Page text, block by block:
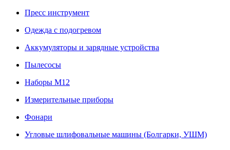
Пресс инструмент
Одежда с подогревом
Аккумуляторы и зарядные устройства
Пылесосы
Наборы М12
Измерительные приборы
Фонари
Угловые шлифовальные машины (Болгарки, УШМ)